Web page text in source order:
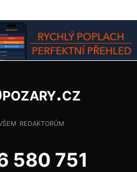
redaktorům
580 751